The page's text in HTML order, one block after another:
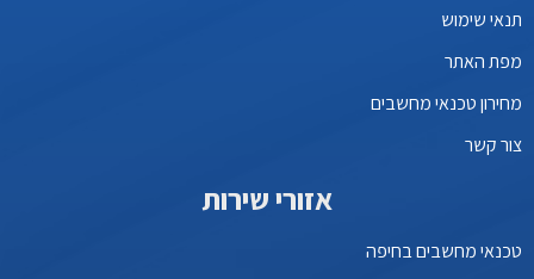
תנאי שימוש
מפת האתר
מחירון טכנאי מחשבים
צור קשר
אזורי שירות
טכנאי מחשבים בחיפה